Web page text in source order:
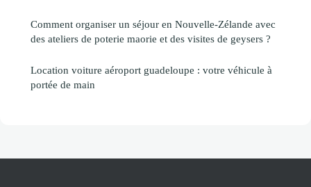
Comment organiser un séjour en Nouvelle-Zélande avec
des ateliers de poterie maorie et des visites de geysers ?
Location voiture aéroport guadeloupe : votre véhicule à
portée de main